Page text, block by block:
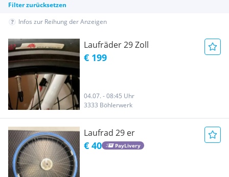
Filter zurücksetzen
Infos zur Reihung der Anzeigen
Laufräder 29 Zoll
€ 199
04.07. - 08:45 Uhr
3333 Böhlerwerk
Laufrad 29 er
€ 40 PayLivery